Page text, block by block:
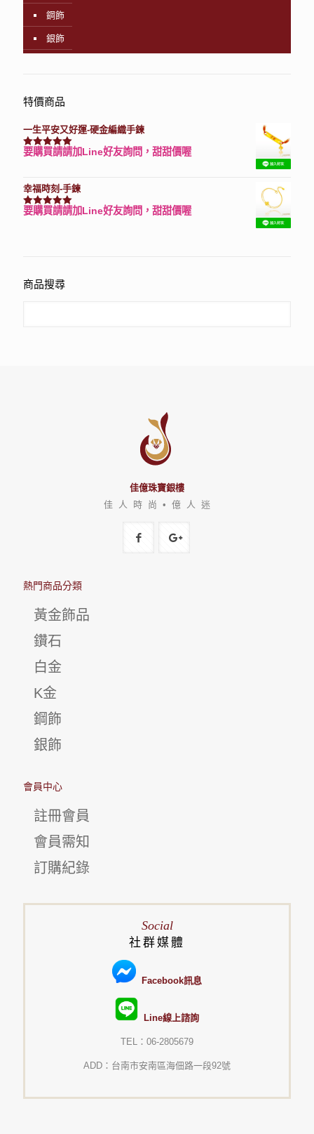
鋼飾
銀飾
特價商品
一生平安又好運-硬金編織手鍊
評分7740滿分 5
要購買請請加Line好友詢問，甜甜價喔
幸福時刻-手鍊
評分3150滿分 5
要購買請請加Line好友詢問，甜甜價喔
商品搜尋
佳億珠寶銀樓
佳 人 時 尚 • 億 人 迷
熱門商品分類
黃金飾品
鑽石
白金
K金
鋼飾
銀飾
會員中心
註冊會員
會員需知
訂購紀錄
Social
社群媒體
Facebook訊息
Line線上諮詢
TEL：06-2805679
ADD：台南市安南區海佃路一段92號